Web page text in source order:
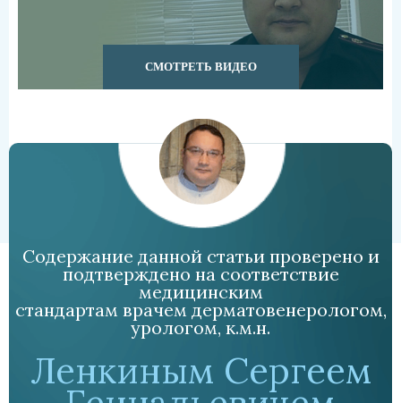
СМОТРЕТЬ ВИДЕО
Содержание данной статьи проверено и
подтверждено на соответствие
медицинским
стандартам врачем дерматовенерологом,
урологом, к.м.н.
Ленкиным Сергеем